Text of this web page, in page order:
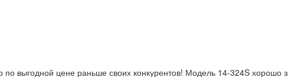
по выгодной цене раньше своих конкурентов! Модель 14-324S хорошо